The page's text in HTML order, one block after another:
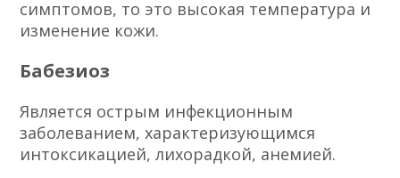
симптомов, то это высокая температура и
изменение кожи.
Бабезиоз
Является острым инфекционным
заболеванием, характеризующимся
интоксикацией, лихорадкой, анемией.